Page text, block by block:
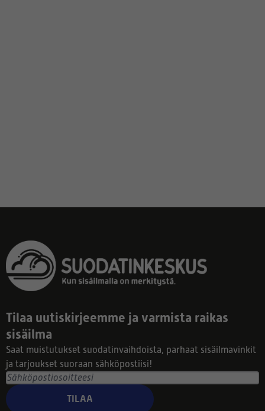
Tilaa uutiskirjeemme ja varmista raikas
sisäilma
Saat muistutukset suodatinvaihdoista, parhaat sisäilmavinkit
ja tarjoukset suoraan sähköpostiisi!
TILAA